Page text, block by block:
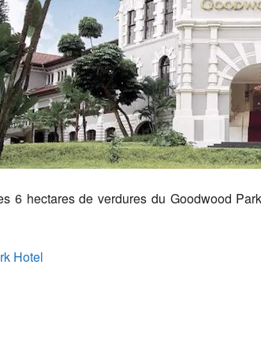
6 hectares de verdures du Goodwood
Hotel